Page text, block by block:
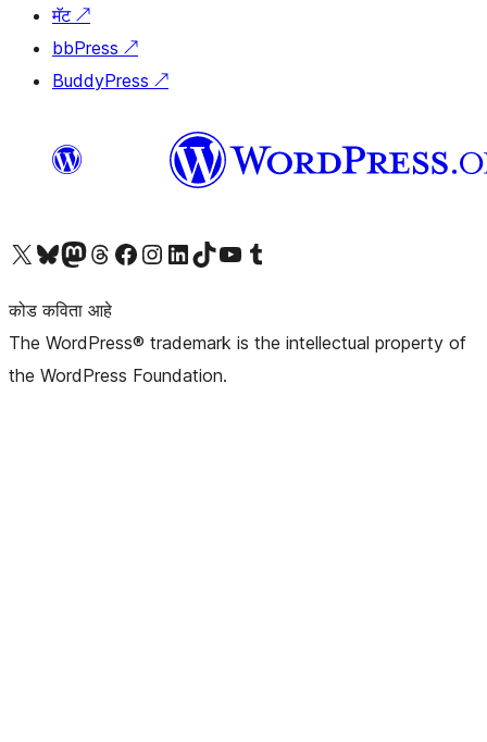
मॅट ↗
bbPress ↗
BuddyPress ↗
आमच्या X (एक्स) (पूर्वीचे ट्विटर) खात्याला भेट द्या आमच्या ब्लूस्की खात्याला भेट द्या.आमच्या Mastodon खात्याला भेट द्या.आमच्या थ्रेड्स खात्याला भेट द्या. आमच्या फेसबुक पेजला भेट द्या आमच्या इंस्टाग्राम खात्याला भेट द्या आमच्या लिंक्डइन खात्याला भेट द्या आमच्या टिकटॉक अकाउंटला भेट द्या.आमच्या यूट्यूब चॅनेलला भेट द्या आमच्या टंबलर खात्याला भेट द्या.
कोड कविता आहे
The WordPress® trademark is the intellectual property of
the WordPress Foundation.